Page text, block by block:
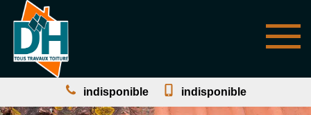
indisponible indisponible